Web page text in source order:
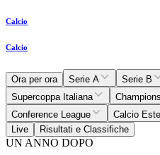
Calcio
Calcio
Ora per ora Serie A Serie B
Supercoppa Italiana
Conference League
Calcio
Live
Risultati e Classifiche
UN ANNO DOPO